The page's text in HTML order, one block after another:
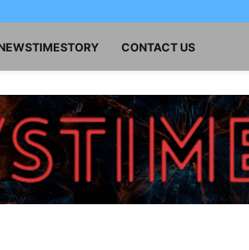
CONTACT US